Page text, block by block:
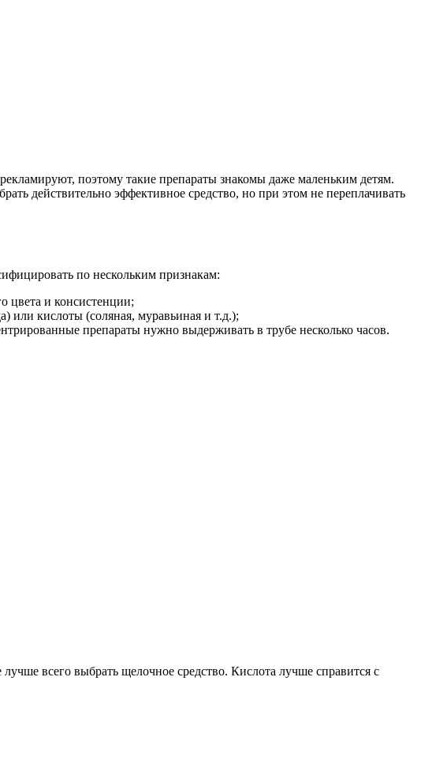
поэтому такие препараты знакомы даже маленьким детям.
действительно эффективное средство, но при этом не переплачивать
по нескольким признакам:
цвета и консистенции;
или кислоты (соляная, муравьиная и т.д.);
препараты нужно выдерживать в трубе несколько часов.
всего выбрать щелочное средство. Кислота лучше справится с